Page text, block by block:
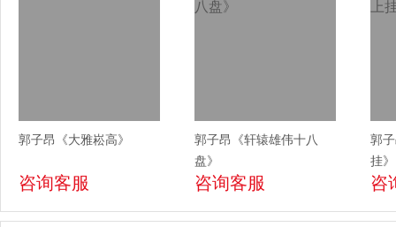
郭子昂《大雅崧高》
咨询客服
郭子昂《轩辕雄伟十八
盘》
咨询客服
郭
挂》
咨